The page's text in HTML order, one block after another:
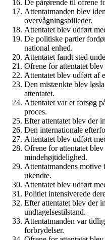
De pårørende til ofrene
Attentatmanden blev
overvågningsbilleder.
Attentatet blev udført
De politiske partier
national enhed.
Attentatet fandt sted
Ofrene for attentatet
Attentatet blev udført af
Den mistænkte blev
attentatet.
Attentatet var et forsøg
proces.
Efter attentatet blev der
Den internationale
Attentatet blev udført
Ofrene for attentatet
mindehøjtidelighed.
Attentatmandens motive
ukendte.
Attentatet blev udført
Politiet intensiverede
Efter attentatet blev der
undtagelsestilstand.
Attentatmanden var
forbrydelser.